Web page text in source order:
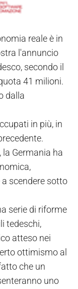
reale è in
l'annuncio
secondo il
41 milioni.
dalla
in più, in
la Germania ha
scendere sotto
serie di riforme
tedeschi,
atteso nei
ottimismo al
che un
uno